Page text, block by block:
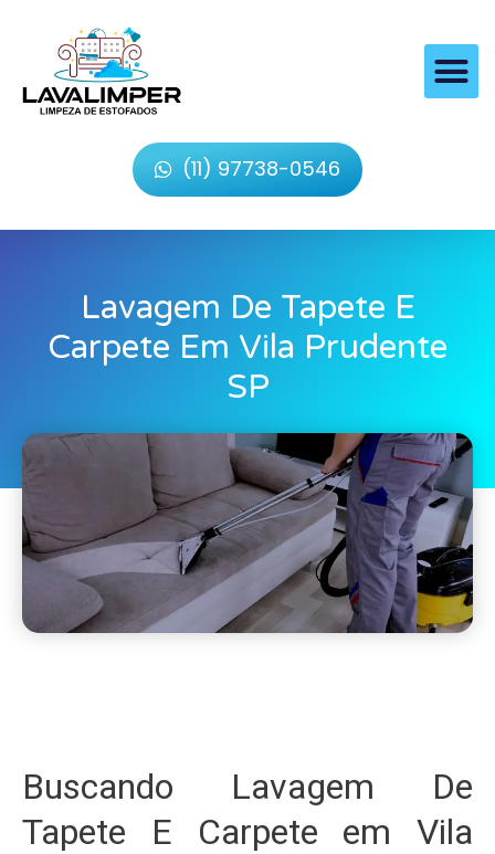
(11) 97738-0546
Lavagem De Tapete E
Carpete Em Vila Prudente
SP
Buscando Lavagem De
Tapete E Carpete em Vila